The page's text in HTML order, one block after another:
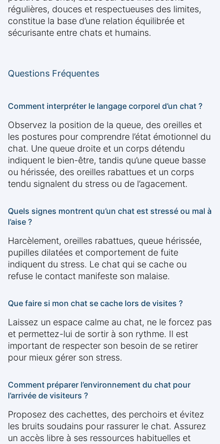
régulières, douces et respectueuses des limites,
constitue la base d’une relation équilibrée et
sécurisante entre chats et humains.
Questions Fréquentes
Comment interpréter le langage corporel d’un chat ?
Observez la position de la queue, des oreilles et
les postures pour comprendre l’état émotionnel du
chat. Une queue droite et un corps détendu
indiquent le bien-être, tandis qu’une queue basse
ou hérissée, des oreilles rabattues et un corps
tendu signalent du stress ou de l’agacement.
Quels signes montrent qu’un chat est stressé ou mal à
l’aise ?
Harcèlement, oreilles rabattues, queue hérissée,
pupilles dilatées et comportement de fuite
indiquent du stress. Le chat qui se cache ou
refuse le contact manifeste son malaise.
Que faire si mon chat se cache lors de visites ?
Laissez un espace calme au chat, ne le forcez pas
et permettez-lui de sortir à son rythme. Il est
important de respecter son besoin de se retirer
pour mieux gérer son stress.
Comment préparer l’environnement du chat pour
l’arrivée de visiteurs ?
Proposez des cachettes, des perchoirs et évitez
les bruits soudains pour rassurer le chat. Assurez
un accès libre à ses ressources habituelles et